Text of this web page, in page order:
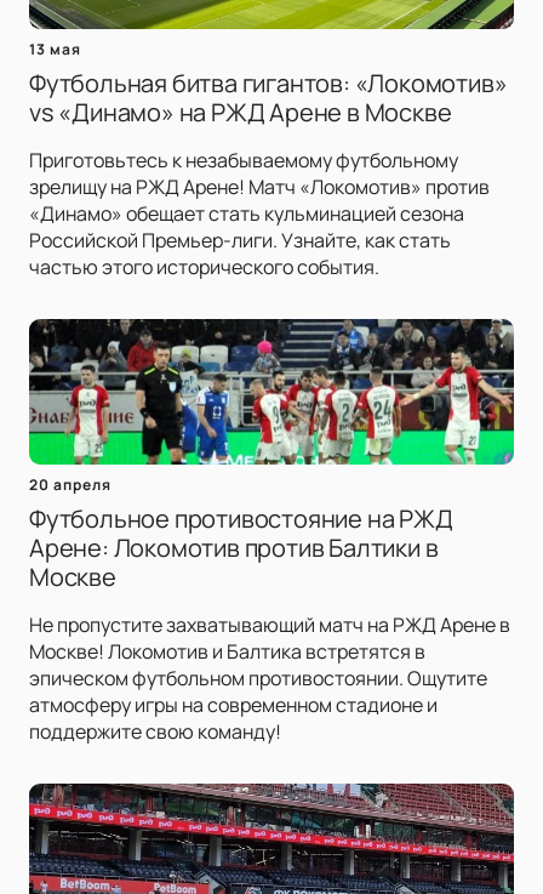
13 мая
Футбольная битва гигантов: «Локомотив»
vs «Динамо» на РЖД Арене в Москве
Приготовьтесь к незабываемому футбольному
зрелищу на РЖД Арене! Матч «Локомотив» против
«Динамо» обещает стать кульминацией сезона
Российской Премьер-лиги. Узнайте, как стать
частью этого исторического события.
20 апреля
Футбольное противостояние на РЖД
Арене: Локомотив против Балтики в
Москве
Не пропустите захватывающий матч на РЖД Арене в
Москве! Локомотив и Балтика встретятся в
эпическом футбольном противостоянии. Ощутите
атмосферу игры на современном стадионе и
поддержите свою команду!